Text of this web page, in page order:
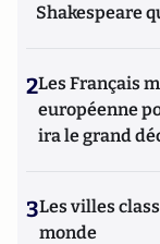
Shakespeare
2Les Français
européenne
ira le grand
3Les villes
monde